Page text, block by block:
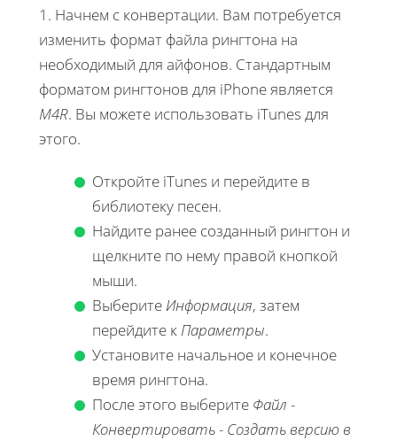
1. Начнем с конвертации. Вам потребуется
изменить формат файла рингтона на
необходимый для айфонов. Стандартным
форматом рингтонов для iPhone является
M4R. Вы можете использовать iTunes для
этого.
Откройте iTunes и перейдите в
библиотеку песен.
Найдите ранее созданный рингтон и
щелкните по нему правой кнопкой
мыши.
Выберите Информация, затем
перейдите к Параметры.
Установите начальное и конечное
время рингтона.
После этого выберите Файл -
Конвертировать- Создать версию в